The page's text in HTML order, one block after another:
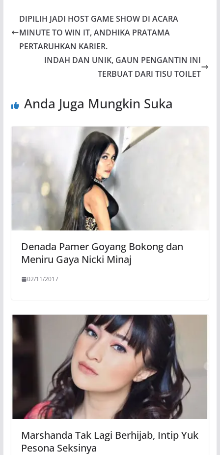
DIPILIH JADI HOST GAME SHOW DI ACARA
MINUTE TO WIN IT, ANDHIKA PRATAMA
PERTARUHKAN KARIER.
INDAH DAN UNIK, GAUN PENGANTIN INI
TERBUAT DARI TISU TOILET
Anda Juga Mungkin Suka
Denada Pamer Goyang Bokong dan
Meniru Gaya Nicki Minaj
02/11/2017
Marshanda Tak Lagi Berhijab, Intip Yuk
Pesona Seksinya